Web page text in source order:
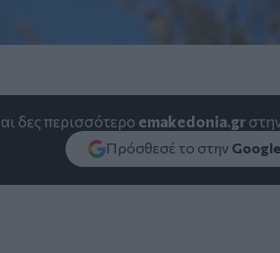
δες περισσότερο emakedonia.gr
Πρόσθεσέ το στην Google